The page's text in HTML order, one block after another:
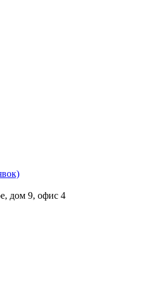
дом 9, офис 4